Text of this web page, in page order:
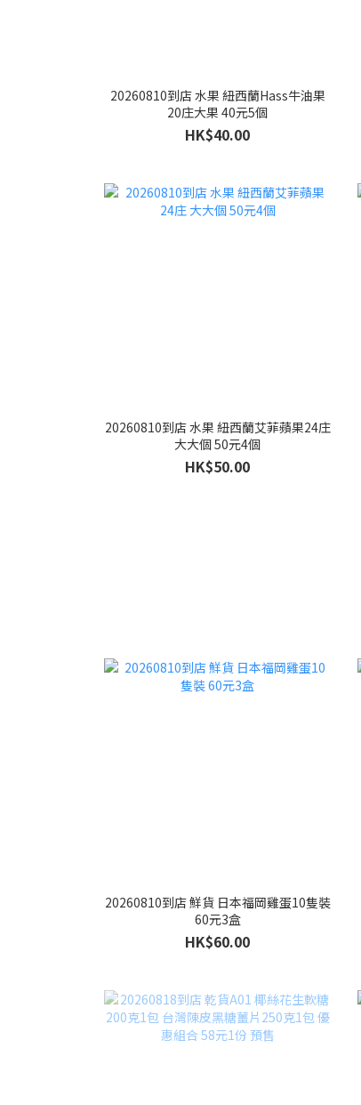
20260810到店 水果 紐西蘭Hass牛油果
20庄大果 40元5個
HK$40.00
20260810到店 水果 紐西蘭艾菲蘋果24庄
大大個 50元4個
HK$50.00
20260810到店 鮮貨 日本福岡雞蛋10隻裝
60元3盒
HK$60.00